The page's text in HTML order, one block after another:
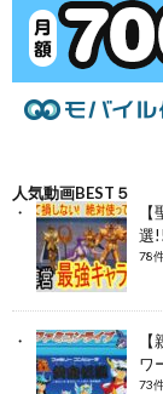
人気動画BEST５
選
78
ワ
73